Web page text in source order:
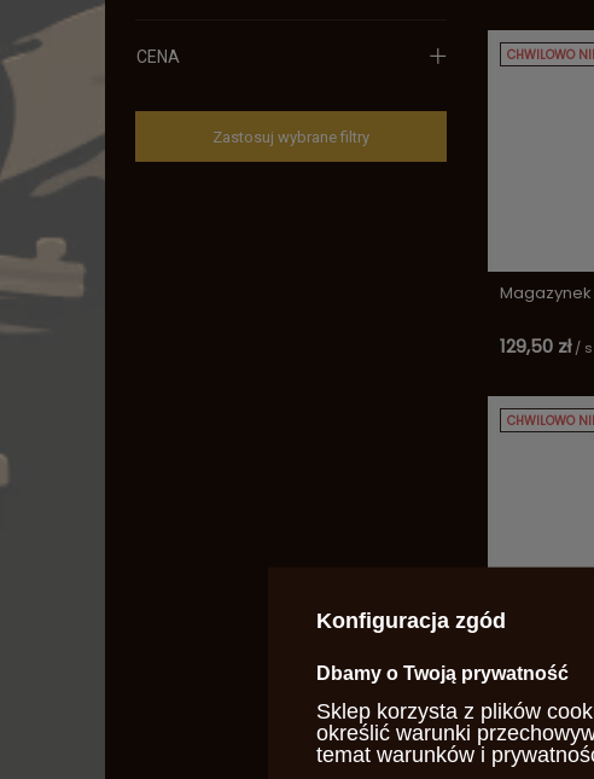
CENA
Zastosuj wybrane filtry
CHWILOWO
Magazynek
129,50 zł /
CHWILOWO
Magazynek
Shadow, 19
150,00 zł/
Konfiguracja zgód
Dbamy o Twoją prywatność
Sklep korzysta z plików
określić warunki
temat warunków i